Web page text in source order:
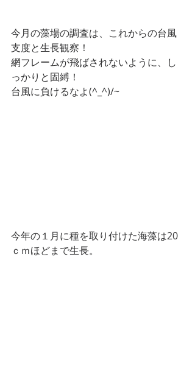
今月の藻場の調査は、これからの台風
支度と生長観察！
網フレームが飛ばされないように、し
っかりと固縛！
台風に負けるなよ(^_^)/~
今年の１月に種を取り付けた海藻は20
ｃｍほどまで生長。